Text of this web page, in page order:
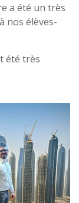
a été un très
nos élèves-
été très